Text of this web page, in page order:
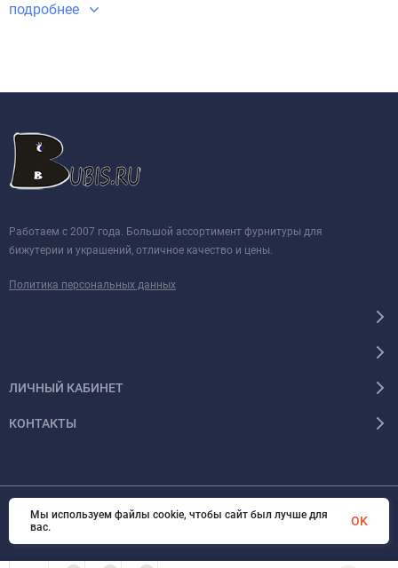
подробнее
Работаем с 2007 года. Большой ассортимент фурнитуры для
бижутерии и украшений, отличное качество и цены.
Политика персональных данных
ЛИЧНЫЙ КАБИНЕТ
КОНТАКТЫ
© 2026 BUBIS.RU Все права защищены
Мы используем файлы cookie, чтобы сайт был лучше для
вас.
OK